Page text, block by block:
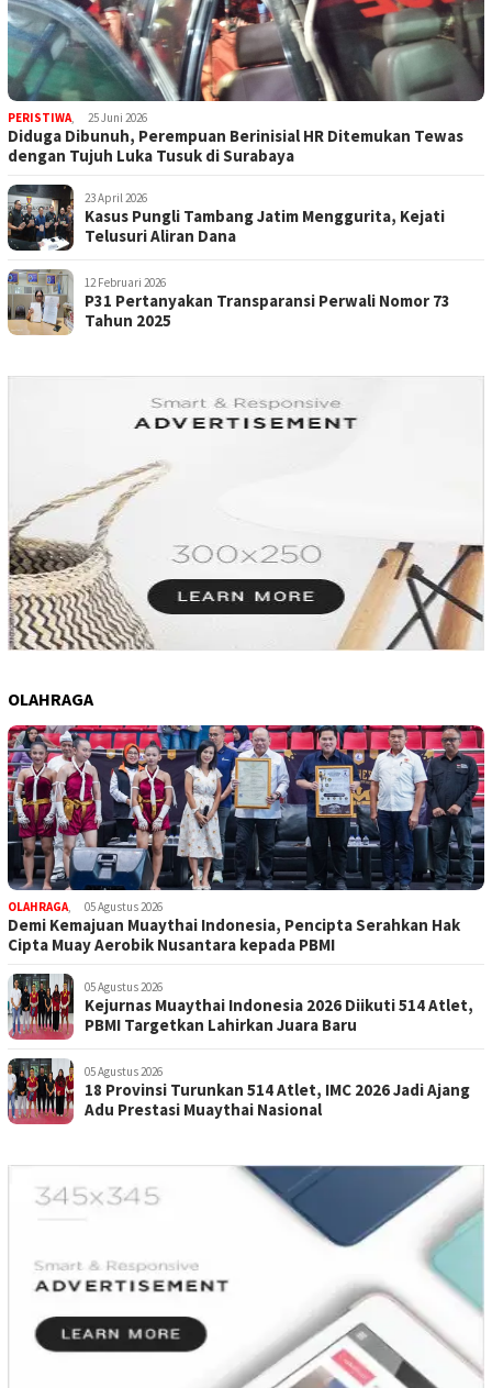
PERISTIWA 25 Juni 2026
Diduga Dibunuh, Perempuan Berinisial HR Ditemukan Tewas
dengan Tujuh Luka Tusuk di Surabaya
23 April 2026
Kasus Pungli Tambang Jatim Menggurita, Kejati
Telusuri Aliran Dana
12 Februari 2026
P31 Pertanyakan Transparansi Perwali Nomor 73
Tahun 2025
OLAHRAGA
OLAHRAGA 05 Agustus 2026
Demi Kemajuan Muaythai Indonesia, Pencipta Serahkan Hak
Cipta Muay Aerobik Nusantara kepada PBMI
05 Agustus 2026
Kejurnas Muaythai Indonesia 2026 Diikuti 514 Atlet,
PBMI Targetkan Lahirkan Juara Baru
05 Agustus 2026
18 Provinsi Turunkan 514 Atlet, IMC 2026 Jadi Ajang
Adu Prestasi Muaythai Nasional